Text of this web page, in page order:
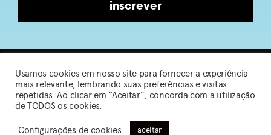
inscrever
2026 © Sou de Algodão
Política de Privacidade|
Usamos cookies em nosso site para fornecer a experiência
mais relevante, lembrando suas preferências e visitas
repetidas. Ao clicar em “Aceitar”, concorda com a utilização
de TODOS os cookies.
Configurações de cookies aceitar